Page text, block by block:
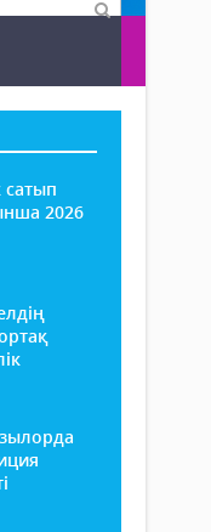
сатып
2026